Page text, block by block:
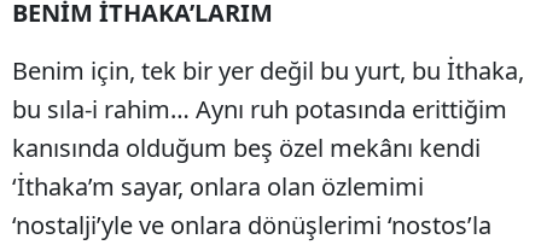
BENİM İTHAKA’LARIM
Benim için, tek bir yer değil bu yurt, bu İthaka,
bu sıla-i rahim… Aynı ruh potasında erittiğim
kanısında olduğum beş özel mekânı kendi
‘İthaka’m sayar, onlara olan özlemimi
‘nostalji’yle ve onlara dönüşlerimi ‘nostos’la